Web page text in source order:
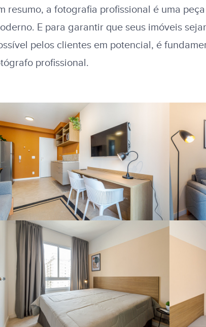
resumo, a fotografia profissional é uma
E para garantir que seus imóveis
pelos clientes em potencial, é
profissional.